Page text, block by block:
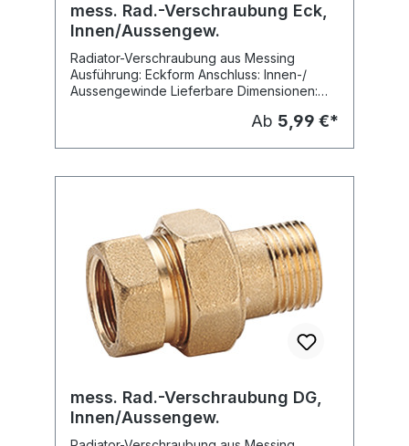
mess. Rad.-Verschraubung Eck,
Innen/Aussengew.
Radiator-Verschraubung aus Messing
Ausführung: Eckform Anschluss: Innen-/
Aussengewinde Lieferbare Dimensionen:
Ab 5,99 €*
mess. Rad.-Verschraubung DG,
Innen/Aussengew.